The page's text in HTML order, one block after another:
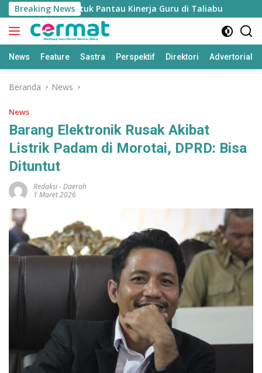
Langsung
ke
konten
Breaking News
Disiapkan untuk Pantau Kinerja Guru di Taliabu
News Feature Sastra Perspektif Direktori Advertorial
Beranda News
News
Barang Elektronik Rusak Akibat
Listrik Padam di Morotai, DPRD: Bisa
Dituntut
Redaksi-Daerah
1 Maret 2026